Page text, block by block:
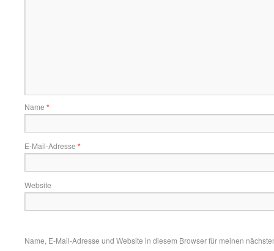
Name *
E-Mail-Adresse *
Website
Name, E-Mail-Adresse und Website in diesem Browser für meinen